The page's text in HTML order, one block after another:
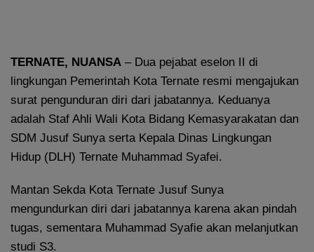
TERNATE, NUANSA – Dua pejabat eselon II di
lingkungan Pemerintah Kota Ternate resmi mengajukan
surat pengunduran diri dari jabatannya. Keduanya
adalah Staf Ahli Wali Kota Bidang Kemasyarakatan dan
SDM Jusuf Sunya serta Kepala Dinas Lingkungan
Hidup (DLH) Ternate Muhammad Syafei.
Mantan Sekda Kota Ternate Jusuf Sunya
mengundurkan diri dari jabatannya karena akan pindah
tugas, sementara Muhammad Syafie akan melanjutkan
studi S3.